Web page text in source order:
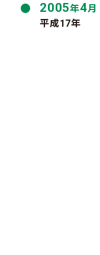
2005年4月
平成17年